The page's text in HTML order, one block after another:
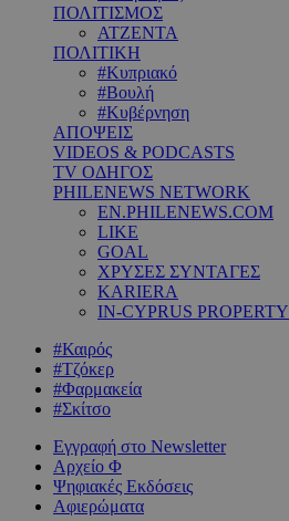
ΠΟΛΙΤΙΣΜΟΣ
ΑΤΖΕΝΤΑ
ΠΟΛΙΤΙΚΗ
#Κυπριακό
#Βουλή
#Κυβέρνηση
ΑΠΟΨΕΙΣ
VIDEOS & PODCASTS
TV ΟΔΗΓΟΣ
PHILENEWS NETWORK
EN.PHILENEWS.COM
LIKE
GOAL
ΧΡΥΣΕΣ ΣΥΝΤΑΓΕΣ
KARIERA
IN-CYPRUS PROPERTY
#Καιρός
#Τζόκερ
#Φαρμακεία
#Σκίτσο
Εγγραφή στο Newsletter
Αρχείο Φ
Ψηφιακές Εκδόσεις
Αφιερώματα